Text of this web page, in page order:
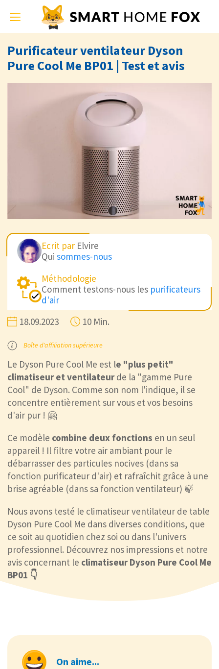
Toggle
navigation
Purificateur ventilateur Dyson
Pure Cool Me BP01 | Test et avis
Ecrit par Elvire
Qui sommes-nous
Méthodologie
Comment testons-nous les purificateurs
d'air
18.09.2023
10 Min.
Boîte d'affiliation supérieure
Le Dyson Pure Cool Me est le "plus petit"
climatiseur et ventilateurde la "gamme Pure
Cool" de Dyson. Comme son nom l'indique, il se
concentre entièrement sur vous et vos besoins
d'air pur ! 🤗
Ce modèle combine deux fonctions en un seul
appareil ! Il filtre votre air ambiant pour le
débarrasser des particules nocives (dans sa
fonction purificateur d'air) et rafraîchit grâce à une
brise agréable (dans sa fonction ventilateur) 🍃
Nous avons testé le climatiseur ventilateur de table
Dyson Pure Cool Me dans diverses conditions, que
ce soit au quotidien chez soi ou dans l'univers
professionnel. Découvrez nos impressions et notre
avis concernant le climatiseur Dyson Pure Cool Me
BP01 👇
On aime...